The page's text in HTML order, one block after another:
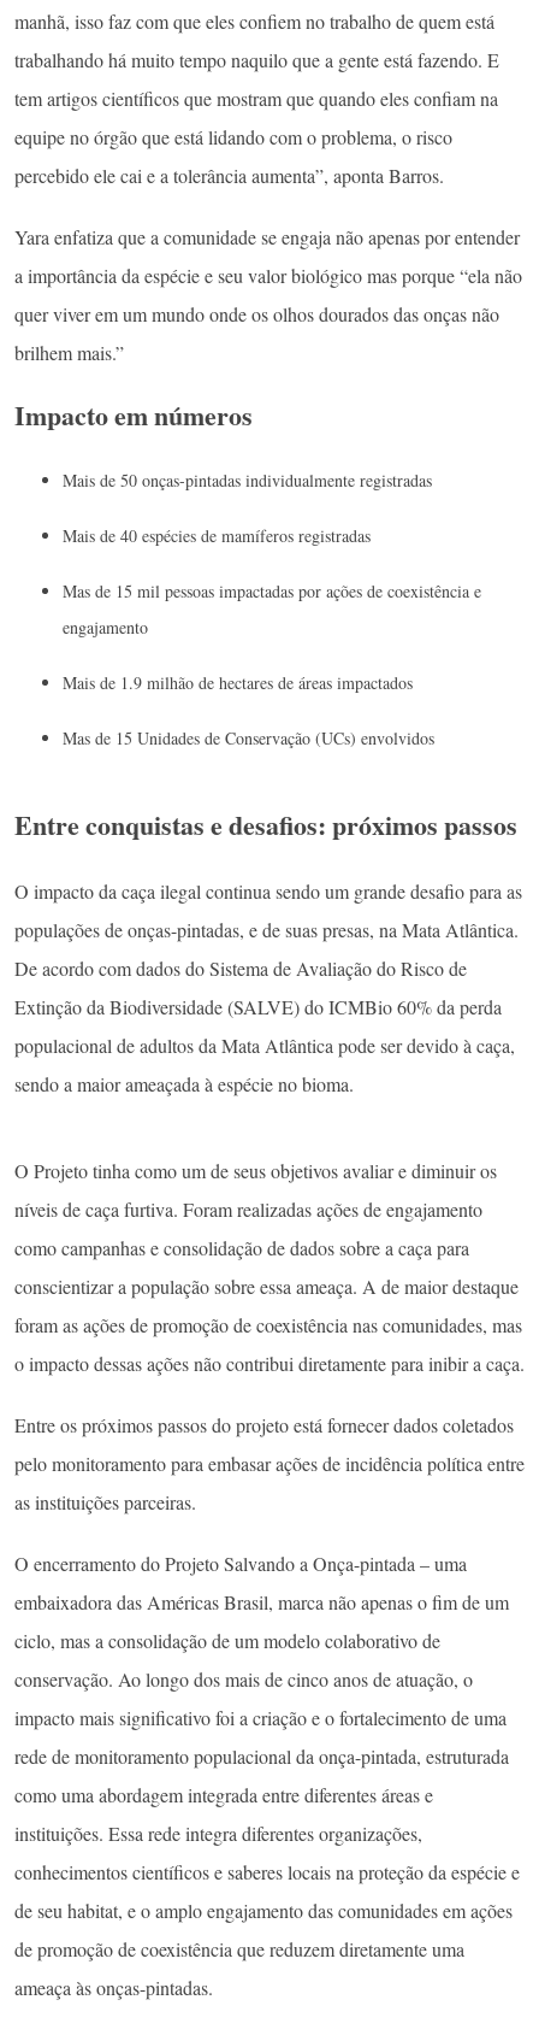
manhã, isso faz com que eles confiem no trabalho de quem está
trabalhando há muito tempo naquilo que a gente está fazendo. E
tem artigos científicos que mostram que quando eles confiam na
equipe no órgão que está lidando com o problema, o risco
percebido ele cai e a tolerância aumenta”, aponta Barros.
Yara enfatiza que a comunidade se engaja não apenas por entender
a importância da espécie e seu valor biológico mas porque “ela não
quer viver em um mundo onde os olhos dourados das onças não
brilhem mais.”
Impacto em números
Mais de 50 onças-pintadas individualmente registradas
Mais de 40 espécies de mamíferos registradas
Mas de 15 mil pessoas impactadas por ações de coexistência e
engajamento
Mais de 1.9 milhão de hectares de áreas impactados
Mas de 15 Unidades de Conservação (UCs) envolvidos
Entre conquistas e desafios: próximos passos
O impacto da caça ilegal continua sendo um grande desafio para as
populações de onças-pintadas, e de suas presas, na Mata Atlântica.
De acordo com dados do Sistema de Avaliação do Risco de
Extinção da Biodiversidade (SALVE) do ICMBio 60% da perda
populacional de adultos da Mata Atlântica pode ser devido à caça,
sendo a maior ameaçada à espécie no bioma.
O Projeto tinha como um de seus objetivos avaliar e diminuir os
níveis de caça furtiva. Foram realizadas ações de engajamento
como campanhas e consolidação de dados sobre a caça para
conscientizar a população sobre essa ameaça. A de maior destaque
foram as ações de promoção de coexistência nas comunidades, mas
o impacto dessas ações não contribui diretamente para inibir a caça.
Entre os próximos passos do projeto está fornecer dados coletados
pelo monitoramento para embasar ações de incidência política entre
as instituições parceiras.
O encerramento do Projeto Salvando a Onça-pintada – uma
embaixadora das Américas Brasil, marca não apenas o fim de um
ciclo, mas a consolidação de um modelo colaborativo de
conservação. Ao longo dos mais de cinco anos de atuação, o
impacto mais significativo foi a criação e o fortalecimento de uma
rede de monitoramento populacional da onça-pintada, estruturada
como uma abordagem integrada entre diferentes áreas e
instituições. Essa rede integra diferentes organizações,
conhecimentos científicos e saberes locais na proteção da espécie e
de seu habitat, e o amplo engajamento das comunidades em ações
de promoção de coexistência que reduzem diretamente uma
ameaça às onças-pintadas.